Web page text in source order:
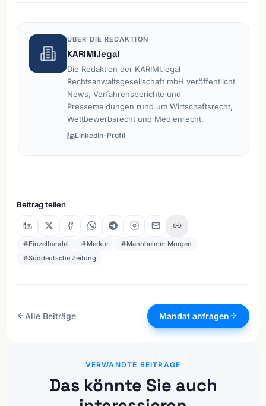
ÜBER DIE REDAKTION
KARIMI.legal
Die Redaktion der KARIMI.legal
Rechtsanwaltsgesellschaft mbH veröffentlicht
News, Verfahrensberichte und
Pressemeldungen rund um Wirtschaftsrecht,
Wettbewerbsrecht und Medienrecht.
LinkedIn-Profil
Beitrag teilen
Einzelhandel Merkur
Mannheimer Morgen
Süddeutsche Zeitung
Alle Beiträge Mandat anfragen
VERWANDTE BEITRÄGE
Das könnte Sie auch